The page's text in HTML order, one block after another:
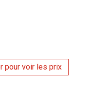
pour voir les prix